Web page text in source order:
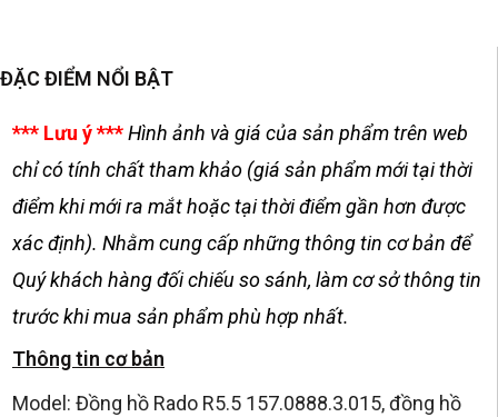
ĐẶC ĐIỂM NỔI BẬT
*** Lưu ý ***Hình ảnh và giá của sản phẩm trên web
chỉ có tính chất tham khảo (giá sản phẩm mới tại thời
điểm khi mới ra mắt hoặc tại thời điểm gần hơn được
xác định). Nhằm cung cấp những thông tin cơ bản để
Quý khách hàng đối chiếu so sánh, làm cơ sở thông tin
trước khi mua sản phẩm phù hợp nhất.
Thông tin cơ bản
Model: Đồng hồ Rado R5.5 157.0888.3.015, đồng hồ